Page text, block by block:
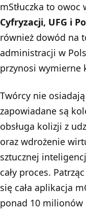
mStłuczka to owoc
Cyfryzacji, UFG i
również dowód na
administracji w
przynosi wymierne
Twórcy nie
zapowiadane są
obsługa kolizji z
oraz wdrożenie
sztucznej
cały proces.
się cała aplikacja
ponad 10 milionów